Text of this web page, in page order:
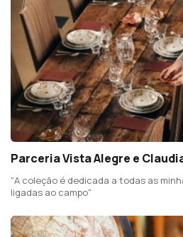
Parceria Vista Alegre e
"A coleção é dedicada a todas as
ligadas ao campo"